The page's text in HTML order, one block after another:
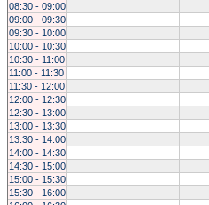
08:30 - 09:00
09:00 - 09:30
09:30 - 10:00
10:00 - 10:30
10:30 - 11:00
11:00 - 11:30
11:30 - 12:00
12:00 - 12:30
12:30 - 13:00
13:00 - 13:30
13:30 - 14:00
14:00 - 14:30
14:30 - 15:00
15:00 - 15:30
15:30 - 16:00